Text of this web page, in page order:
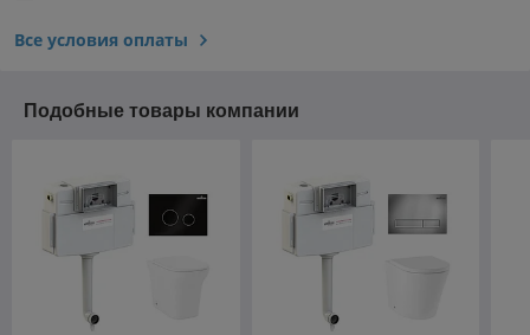
Все условия оплаты
Подобные товары компании